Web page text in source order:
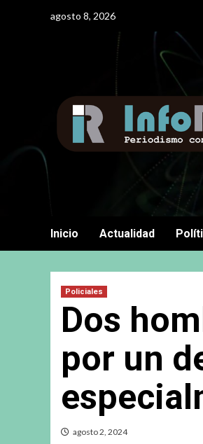
agosto 8, 2026
Inicio Actualidad
Policiales
Dos
por un
agosto 2, 2024